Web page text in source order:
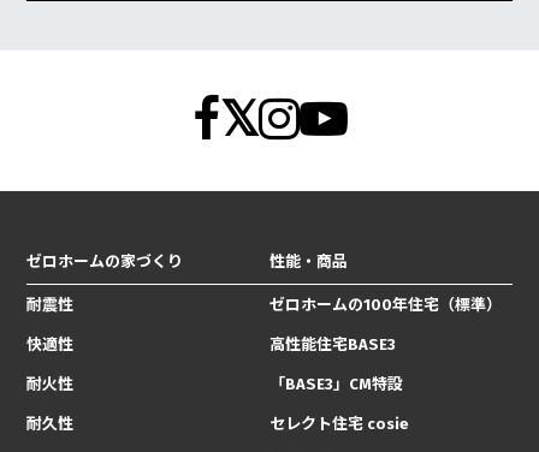
ゼロホームの家づくり
耐震性
快適性
耐火性
耐久性
性能・商品
ゼロホームの100年住宅（標準）
高性能住宅BASE3
「BASE3」CM特設
セレクト住宅 cosie